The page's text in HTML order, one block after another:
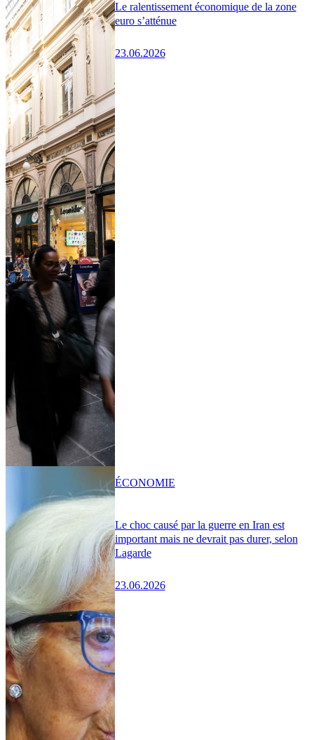
Le ralentissement économique de la zone
euro s’atténue
23.06.2026
Le choc causé par la guerre en Iran est
important mais ne devrait pas durer, selon
Lagarde
23.06.2026
ÉCONOMIE